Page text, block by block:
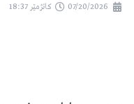
07/20/2026 کاتژمێر 18:37